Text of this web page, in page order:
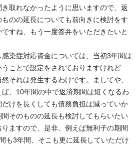
取れなかったように思いますので、返
のの延長についても前向きに検討をす
すね、もう一度答弁をいただきたいと
染症対応資金については、当初3年間は
ことで設定をされておりますけれど
それは発生するわけです。ましてや、
、10年間の中で返済期間は短くなるわ
けを長くしても債務負担は減っていか
そのものの延長も検討してもらいたい
ますので、是非、例えば無利子の期間
も3年間、そこも更に延長していただけ